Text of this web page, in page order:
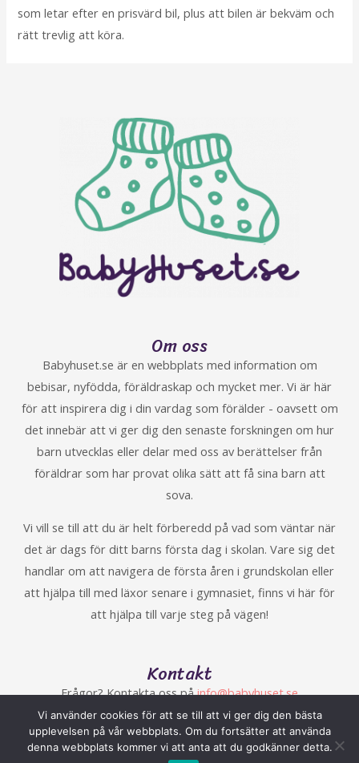
som letar efter en prisvärd bil, plus att bilen är bekväm och
rätt trevlig att köra.
Om oss
Babyhuset.se är en webbplats med information om
bebisar, nyfödda, föräldraskap och mycket mer. Vi är här
för att inspirera dig i din vardag som förälder - oavsett om
det innebär att vi ger dig den senaste forskningen om hur
barn utvecklas eller delar med oss av berättelser från
föräldrar som har provat olika sätt att få sina barn att
sova.
Vi vill se till att du är helt förberedd på vad som väntar när
det är dags för ditt barns första dag i skolan. Vare sig det
handlar om att navigera de första åren i grundskolan eller
att hjälpa till med läxor senare i gymnasiet, finns vi här för
att hjälpa till varje steg på vägen!
Kontakt
Frågor? Kontakta oss påinfo@babyhuset.se
Copyright © 2026 babyhuset.se
Vi använder cookies för att se till att vi ger dig den bästa
upplevelsen på vår webbplats. Om du fortsätter att använda
denna webbplats kommer vi att anta att du godkänner detta.